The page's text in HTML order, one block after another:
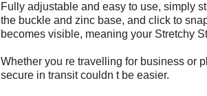
Fully adjustable and easy to use, simply
the buckle and zinc base, and click to
becomes visible, meaning your Stretchy
Whether you re travelling for business or
secure in transit couldn t be easier.